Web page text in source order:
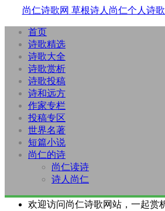
尚仁诗歌网 草根诗人尚仁个人诗
首页
诗歌精选
诗歌大全
诗歌赏析
诗歌投稿
诗和远方
作家专栏
投稿专区
世界名著
短篇小说
尚仁的诗
尚仁读诗
诗人尚仁
欢迎访问尚仁诗歌网站，一起赏